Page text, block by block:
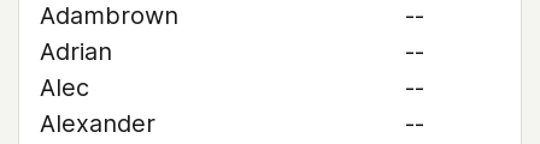
Adambrown
--
Adrian
--
Alec
--
Alexander
--